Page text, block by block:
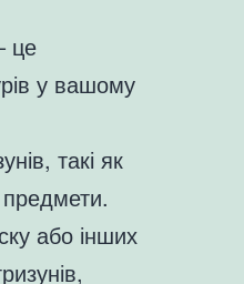
це
у вашому
такі як
предмети.
або інших